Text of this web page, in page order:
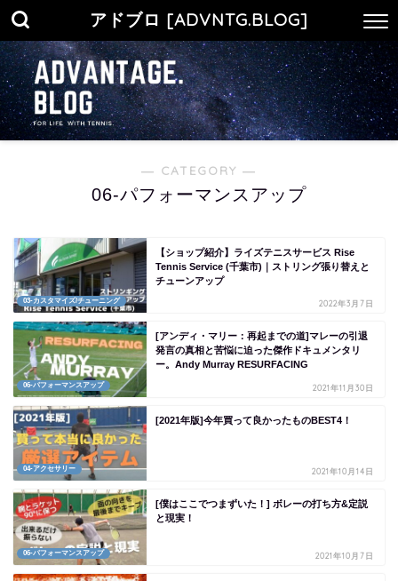
アドブロ [ADVNTG.BLOG]
― CATEGORY ―
06-パフォーマンスアップ
03-カスタマイズ/チューニング
【ショップ紹介】ライズテニスサービス Rise
Tennis Service (千葉市)｜ストリング張り替えと
チューンアップ
2022年3月7日
06-パフォーマンスアップ
[アンディ・マリー：再起までの道]マレーの引退
発言の真相と苦悩に迫った傑作ドキュメンタリ
ー。Andy Murray RESURFACING
2021年11月30日
04-アクセサリー
[2021年版]今年買って良かったものBEST4！
2021年10月14日
06-パフォーマンスアップ
[僕はここでつまずいた！] ボレーの打ち方&定説
と現実！
2021年10月7日